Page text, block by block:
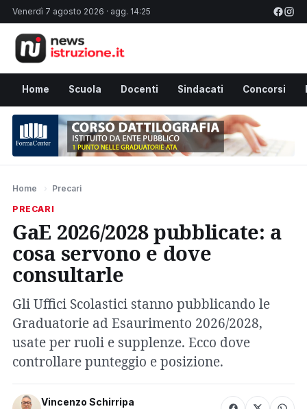
Venerdì 7 agosto 2026 · agg. 14:25
Home Scuola Docenti Sindacati Concorsi
Home › Precari
PRECARI
GaE 2026/2028 pubblicate: a
cosa servono e dove
consultarle
Gli Uffici Scolastici stanno pubblicando le
Graduatorie ad Esaurimento 2026/2028,
usate per ruoli e supplenze. Ecco dove
controllare punteggio e posizione.
Vincenzo Schirripa